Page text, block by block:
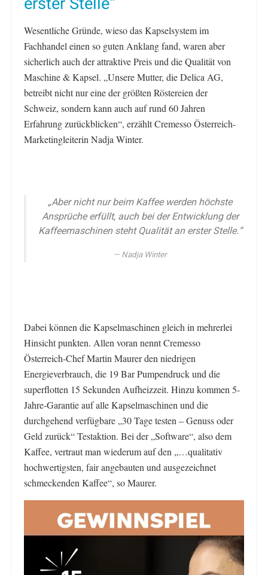
Wesentliche Gründe, wieso das Kapselsystem im
Fachhandel einen so guten Anklang fand, waren aber
sicherlich auch der attraktive Preis und die Qualität von
Maschine & Kapsel. „Unsere Mutter, die Delica AG,
betreibt nicht nur eine der größten Röstereien der
Schweiz, sondern kann auch auf rund 60 Jahren
Erfahrung zurückblicken“, erzählt Cremesso Österreich-
Marketingleiterin Nadja Winter.
„Aber nicht nur beim Kaffee werden höchste
Ansprüche erfüllt, auch bei der Entwicklung der
Kaffeemaschinen steht Qualität an erster Stelle.“
Nadja Winter
Dabei können die Kapselmaschinen gleich in mehrerlei
Hinsicht punkten. Allen voran nennt Cremesso
Österreich-Chef Martin Maurer den niedrigen
Energieverbrauch, die 19 Bar Pumpendruck und die
superflotten 15 Sekunden Aufheizzeit. Hinzu kommen 5-
Jahre-Garantie auf alle Kapselmaschinen und die
durchgehend verfügbare „30 Tage testen – Genuss oder
Geld zurück“ Testaktion. Bei der „Software“, also dem
Kaffee, vertraut man wiederum auf den „…qualitativ
hochwertigsten, fair angebauten und ausgezeichnet
schmeckenden Kaffee“, so Maurer.